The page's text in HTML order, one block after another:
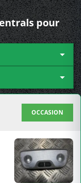
pour


OCCASION